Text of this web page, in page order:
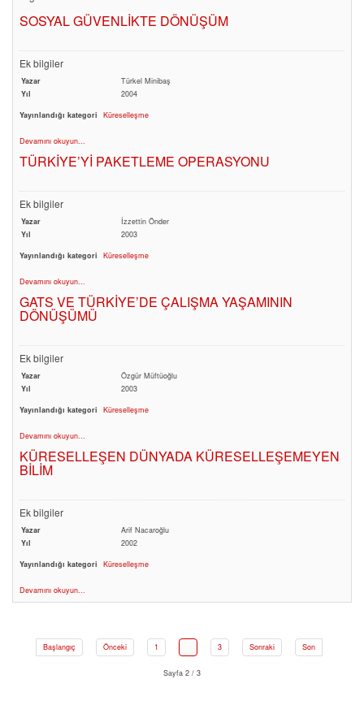
SOSYAL GÜVENLİKTE DÖNÜŞÜM
Ek bilgiler
Yazar
Türkel Minibaş
Yıl
2004
Yayınlandığı kategori
Küreselleşme
Devamını okuyun...
TÜRKİYE’Yİ PAKETLEME OPERASYONU
Ek bilgiler
Yazar
İzzettin Önder
Yıl
2003
Yayınlandığı kategori
Küreselleşme
Devamını okuyun...
GATS VE TÜRKİYE’DE ÇALIŞMA YAŞAMININ
DÖNÜŞÜMÜ
Ek bilgiler
Yazar
Özgür Müftüoğlu
Yıl
2003
Yayınlandığı kategori
Küreselleşme
Devamını okuyun...
KÜRESELLEŞEN DÜNYADA KÜRESELLEŞEMEYEN
BİLİM
Ek bilgiler
Yazar
Arif Nacaroğlu
Yıl
2002
Yayınlandığı kategori
Küreselleşme
Devamını okuyun...
Başlangıç Önceki 1 3 Sonraki Son
Sayfa 2 / 3